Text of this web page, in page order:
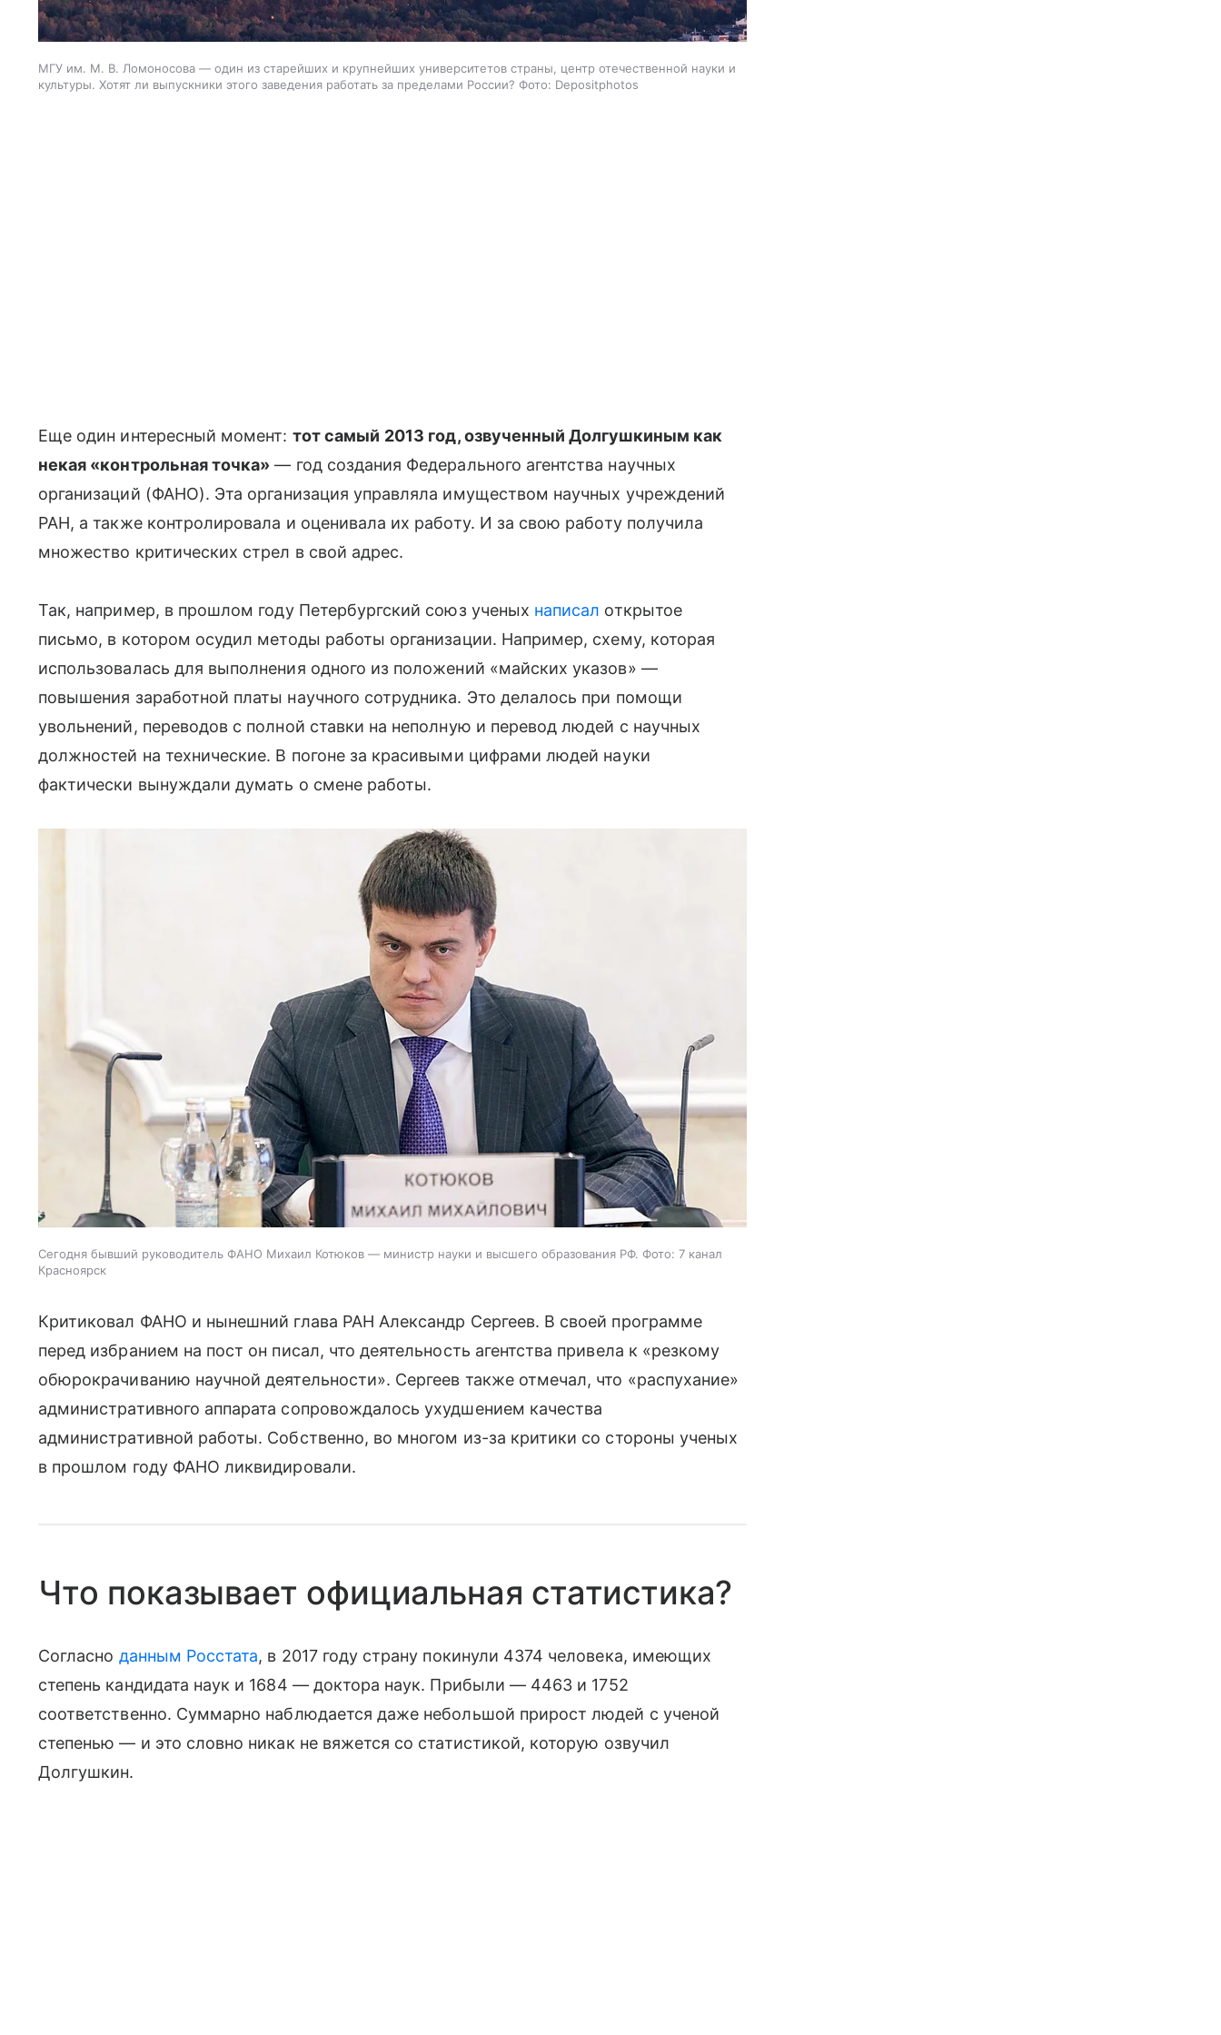
МГУ им. М. В. Ломоносова — один из старейших и крупнейших университетов страны, центр отечественной науки и
культуры. Хотят ли выпускники этого заведения работать за пределами России? Фото: Depositphotos
Еще один интересный момент: тот самый 2013 год, озвученный Долгушкиным как
некая «контрольная точка» — год создания Федерального агентства научных
организаций (ФАНО). Эта организация управляла имуществом научных учреждений
РАН, а также контролировала и оценивала их работу. И за свою работу получила
множество критических стрел в свой адрес.
Так, например, в прошлом году Петербургский союз ученых написал открытое
письмо, в котором осудил методы работы организации. Например, схему, которая
использовалась для выполнения одного из положений «майских указов» —
повышения заработной платы научного сотрудника. Это делалось при помощи
увольнений, переводов с полной ставки на неполную и перевод людей с научных
должностей на технические. В погоне за красивыми цифрами людей науки
фактически вынуждали думать о смене работы.
Сегодня бывший руководитель ФАНО Михаил Котюков — министр науки и высшего образования РФ. Фото: 7 канал
Красноярск
Критиковал ФАНО и нынешний глава РАН Александр Сергеев. В своей программе
перед избранием на пост он писал, что деятельность агентства привела к «резкому
обюрокрачиванию научной деятельности». Сергеев также отмечал, что «распухание»
административного аппарата сопровождалось ухудшением качества
административной работы. Собственно, во многом из-за критики со стороны ученых
в прошлом году ФАНО ликвидировали.
Что показывает официальная статистика?
Согласно данным Росстата, в 2017 году страну покинули 4374 человека, имеющих
степень кандидата наук и 1684 — доктора наук. Прибыли — 4463 и 1752
соответственно. Суммарно наблюдается даже небольшой прирост людей с ученой
степенью — и это словно никак не вяжется со статистикой, которую озвучил
Долгушкин.